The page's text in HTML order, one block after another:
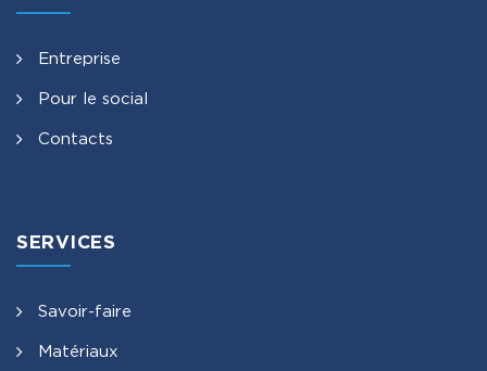
Entreprise
Pour le social
Contacts
SERVICES
Savoir-faire
Matériaux